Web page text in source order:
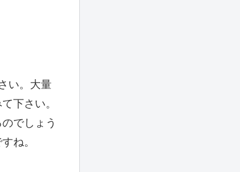
い。大量
下さい。
でしょう
ね。